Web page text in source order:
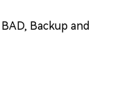
Backup and